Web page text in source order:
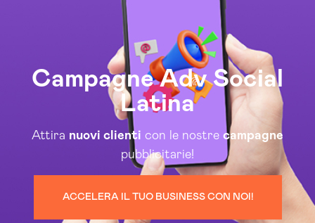
Campagne Adv Social
Latina
Attira nuovi clienti con le nostre campagne
pubblicitarie!
ACCELERA IL TUO BUSINESS CON NOI!